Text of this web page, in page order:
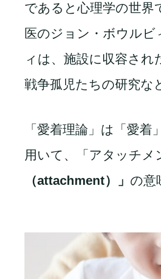
であると心理学の世界
医のジョン・ボウルビ
ィは、施設に収容され
戦争孤児たちの研究な
「愛着理論」は「愛
用いて、「アタッチメ
（attachment）」 の意